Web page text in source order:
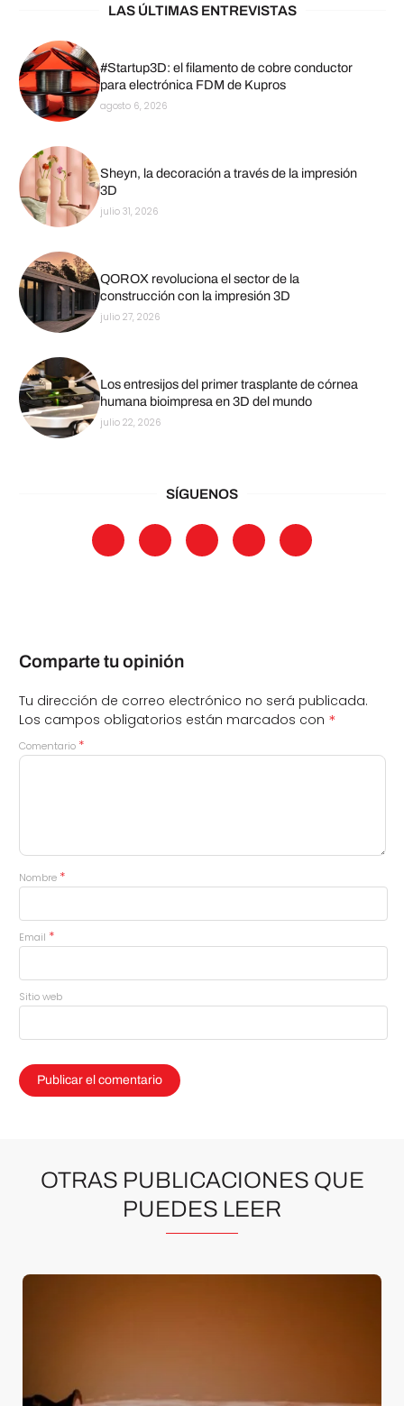
LAS ÚLTIMAS ENTREVISTAS
#Startup3D: el filamento de cobre conductor
para electrónica FDM de Kupros
agosto 6, 2026
Sheyn, la decoración a través de la impresión
3D
julio 31, 2026
QOROX revoluciona el sector de la
construcción con la impresión 3D
julio 27, 2026
Los entresijos del primer trasplante de córnea
humana bioimpresa en 3D del mundo
julio 22, 2026
SÍGUENOS
Comparte tu opinión
Tu dirección de correo electrónico no será publicada.
Los campos obligatorios están marcados con *
Comentario *
Nombre *
Email *
Sitio web
OTRAS PUBLICACIONES QUE
PUEDES LEER